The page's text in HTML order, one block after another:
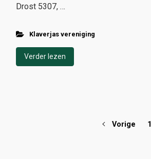
Drost 5307, …
Klaverjas vereniging
Verder lezen
Vorige 1